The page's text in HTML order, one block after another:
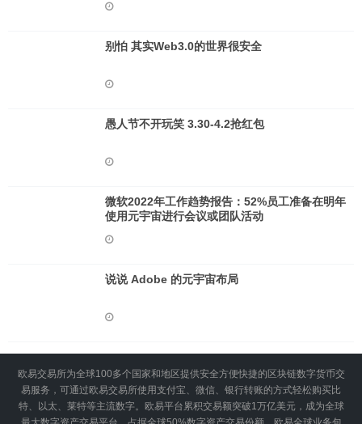
别怕 其实Web3.0的世界很安全
愚人节不开玩笑 3.30-4.2抢红包
微软2022年工作趋势报告：52%员工准备在明年
使用元宇宙进行会议或团队活动
说说 Adob​​e 的元宇宙布局
欧易交易所为全球100多个国家和地区提供安全方便快捷的区块链数字货币交
易服务，可通过欧易交易所使用支付宝、微信、银行转账的方式轻松购买比
特、以太、莱特等主流数字。欧易平台累积交易额突破1万亿美元，成为全球